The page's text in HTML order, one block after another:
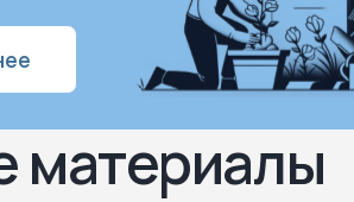
материалы